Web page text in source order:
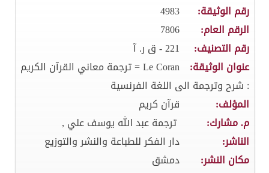
رقم الوثيقة:
4983
الرقم العام:
7806
رقم التصنيف:
221 - ق ر. آ
عنوان الوثيقة:
Le Coran = ترجمة معاني القرآن الكريم
: شرح وترجمة الى اللغة الفرنسية
المؤلف:
قرآن كريم
م. مشارك:
ترجمة عبد الله يوسف علي ,
الناشر:
دار الفكر للطباعة والنشر والتوزيع
مكان النشر:
دمشق